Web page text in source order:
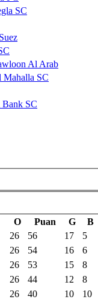
SC
Al Arab
Mahalla SC
SC
O Puan G
B
26 56 17
5
26 54 16
6
26 53 15
8
26 44 12
8
26 40 10
10